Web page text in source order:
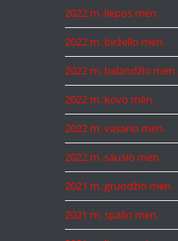
2022 m. liepos mėn.
2022 m. birželio mėn.
2022 m. balandžio mėn.
2022 m. kovo mėn.
2022 m. vasario mėn.
2022 m. sausio mėn.
2021 m. gruodžio mėn.
2021 m. spalio mėn.